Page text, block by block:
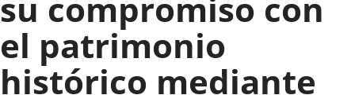
su compromiso con
el patrimonio
histórico mediante